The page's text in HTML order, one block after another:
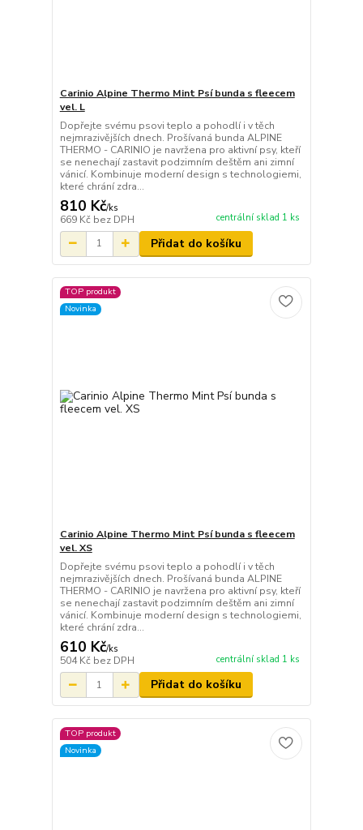
Carinio Alpine Thermo Mint Psí bunda s fleecem
vel. L
Dopřejte svému psovi teplo a pohodlí i v těch
nejmrazivějších dnech. Prošívaná bunda ALPINE
THERMO - CARINIO je navržena pro aktivní psy, kteří
se nenechají zastavit podzimním deštěm ani zimní
vánicí. Kombinuje moderní design s technologiemi,
které chrání zdra...
810 Kč/ks
669 Kč bez DPH centrální sklad 1 ks
Přidat do košíku
TOP produkt
Novinka
Carinio Alpine Thermo Mint Psí bunda s fleecem
vel. XS
Dopřejte svému psovi teplo a pohodlí i v těch
nejmrazivějších dnech. Prošívaná bunda ALPINE
THERMO - CARINIO je navržena pro aktivní psy, kteří
se nenechají zastavit podzimním deštěm ani zimní
vánicí. Kombinuje moderní design s technologiemi,
které chrání zdra...
610 Kč/ks
504 Kč bez DPH centrální sklad 1 ks
Přidat do košíku
TOP produkt
Novinka